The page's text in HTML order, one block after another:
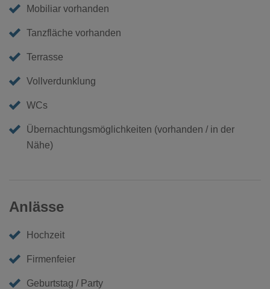
Mobiliar vorhanden
Tanzfläche vorhanden
Terrasse
Vollverdunklung
WCs
Übernachtungsmöglichkeiten (vorhanden / in der
Nähe)
Anlässe
Hochzeit
Firmenfeier
Geburtstag / Party